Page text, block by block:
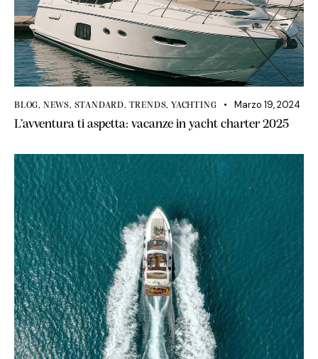
BLOG, NEWS, STANDARD, TRENDS,YACHTING Marzo 19, 2024
L’avventura ti aspetta: vacanze in yacht charter 2025